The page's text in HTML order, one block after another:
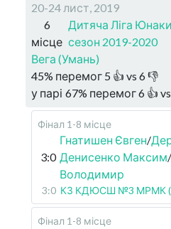
20-24 лист, 2019
6
місце
Дитяча Ліга
сезон 2019-2020
Вега (Умань)
45% перемог 5 👍 vs 6👎
у парі 67% перемог6 👍 vs
Фінал 1-8 місце
3:0
Гнатишен Євген/
Денисенко Максим/
Володимир
3:0 КЗ КДЮСШ №3 МРМК
Фінал 1-8 місце